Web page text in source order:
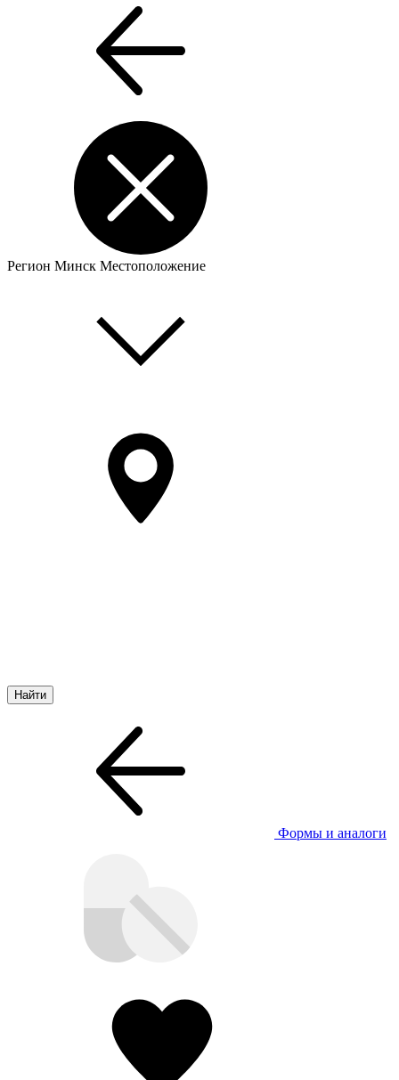
Регион Минск Местоположение
Формы и аналоги